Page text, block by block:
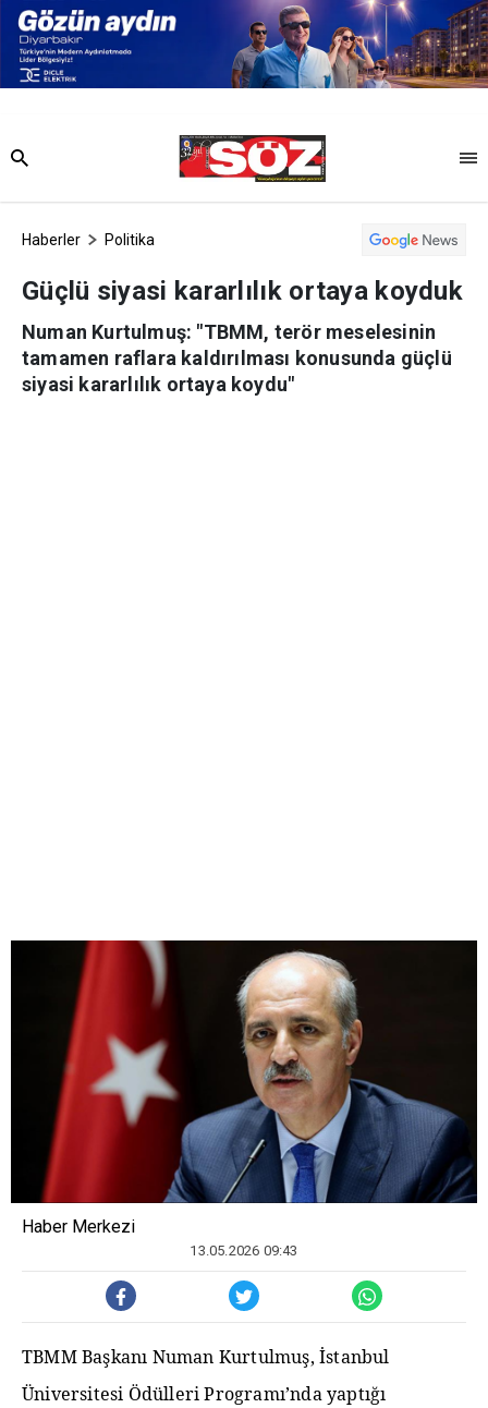
Haberler Politika
Güçlü siyasi kararlılık ortaya koyduk
Numan Kurtulmuş: "TBMM, terör meselesinin
tamamen raflara kaldırılması konusunda güçlü
siyasi kararlılık ortaya koydu"
Haber Merkezi
13.05.2026 09:43
TBMM Başkanı Numan Kurtulmuş, İstanbul
Üniversitesi Ödülleri Programı’nda yaptığı